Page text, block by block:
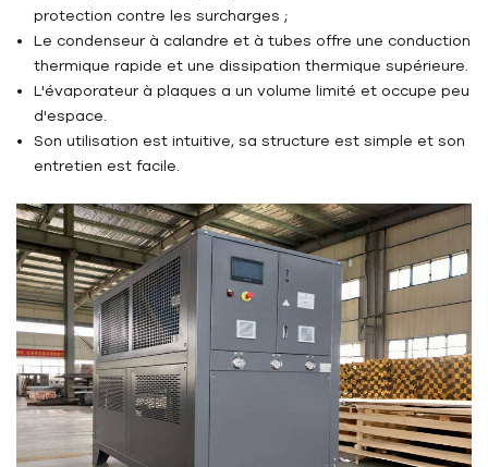
protection contre les surcharges ;
Le condenseur à calandre et à tubes offre une conduction
thermique rapide et une dissipation thermique supérieure.
L'évaporateur à plaques a un volume limité et occupe peu
d'espace.
Son utilisation est intuitive, sa structure est simple et son
entretien est facile.